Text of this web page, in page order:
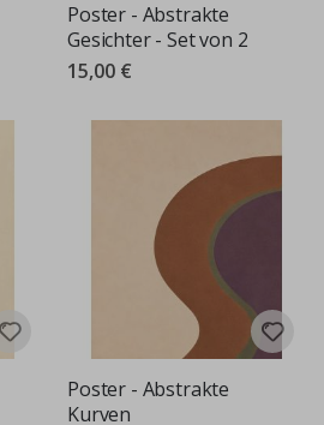
Poster - Abstrakte
Gesichter - Set von 2
15,00 €
Poster - Abstrakte
Kurven